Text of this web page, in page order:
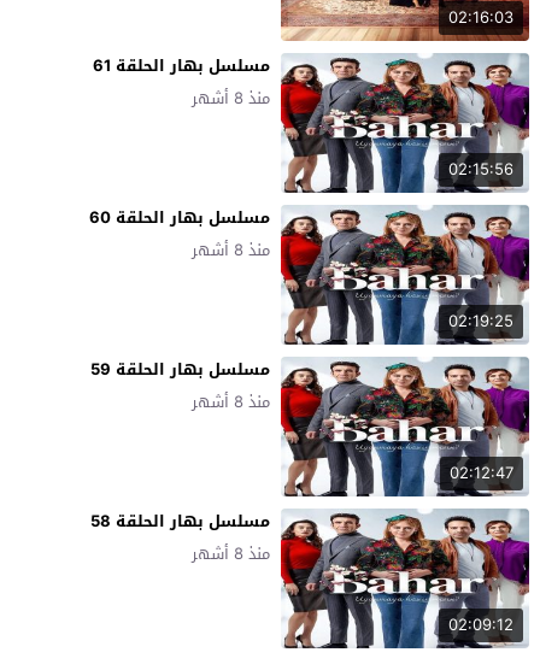
02:16:03
02:15:56
مسلسل بهار الحلقة 61
منذ 8 أشهر
02:19:25
مسلسل بهار الحلقة 60
منذ 8 أشهر
02:12:47
مسلسل بهار الحلقة 59
منذ 8 أشهر
02:09:12
مسلسل بهار الحلقة 58
منذ 8 أشهر